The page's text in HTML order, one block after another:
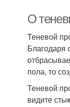
О
Теневой
Благодаря
пола, то
Теневой
видите